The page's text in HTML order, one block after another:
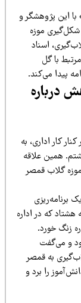
پژوهشگر و
موزه
اسناد
گل
می‌کند.
اداری، به
علاقه
قمصر
که در اداره
خورد.
به قمصر
را برد و